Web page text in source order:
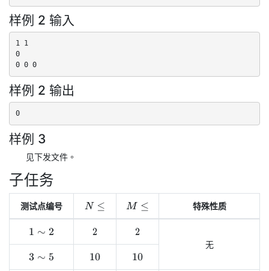
样例 2 输入
1 1
0
0 0 0
样例 2 输出
0
样例 3
见下发文件。
子任务
测试点编号 N≤ M≤ 特殊性质
1∼2 2
2
无
3 ∼5 10 10